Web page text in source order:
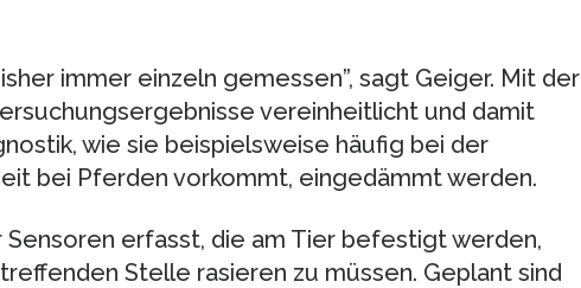
immer einzeln gemessen”, sagt Geiger. Mit der
vereinheitlicht und damit
wie sie beispielsweise häufig bei der
bei Pferden vorkommt, eingedämmt werden.
erfasst, die am Tier befestigt werden,
Stelle rasieren zu müssen. Geplant sind